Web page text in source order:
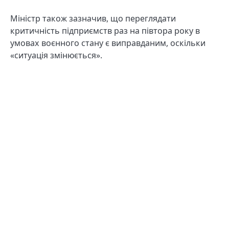
Міністр також зазначив, що переглядати
критичність підприємств раз на півтора року в
умовах воєнного стану є виправданим, оскільки
«ситуація змінюється».